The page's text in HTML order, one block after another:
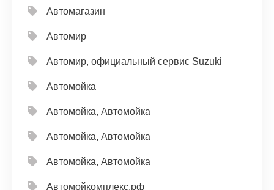
Автомагазин
Автомир
Автомир, официальный сервис Suzuki
Автомойка
Автомойка, Автомойка
Автомойка, Автомойка
Автомойка, Автомойка
Автомойкомплекс.рф